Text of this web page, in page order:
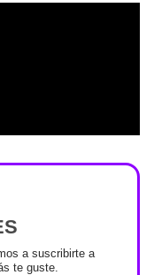
a suscribirte a
te guste.